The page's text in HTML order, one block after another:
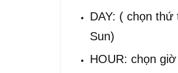
DAY: ( chọn
Sun)
HOUR: chọn